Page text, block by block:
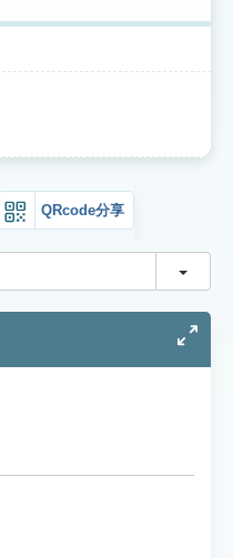
QRcode分享
切換